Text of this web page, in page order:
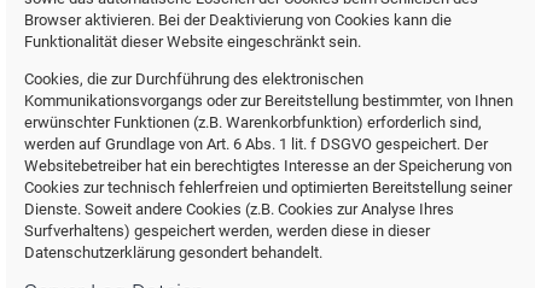
Browser aktivieren. Bei der Deaktivierung von Cookies kann die
Funktionalität dieser Website eingeschränkt sein.
Cookies, die zur Durchführung des elektronischen
Kommunikationsvorgangs oder zur Bereitstellung bestimmter, von Ihnen
erwünschter Funktionen (z.B. Warenkorbfunktion) erforderlich sind,
werden auf Grundlage von Art. 6 Abs. 1 lit. f DSGVO gespeichert. Der
Websitebetreiber hat ein berechtigtes Interesse an der Speicherung von
Cookies zur technisch fehlerfreien und optimierten Bereitstellung seiner
Dienste. Soweit andere Cookies (z.B. Cookies zur Analyse Ihres
Surfverhaltens) gespeichert werden, werden diese in dieser
Datenschutzerklärung gesondert behandelt.